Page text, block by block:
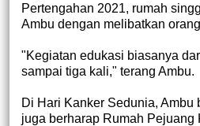
Pertengahan 2021, rumah
Ambu dengan melibatkan
"Kegiatan edukasi biasanya
sampai tiga kali," terang Ambu.
Di Hari Kanker Sedunia, Ambu
juga berharap Rumah Pejuang